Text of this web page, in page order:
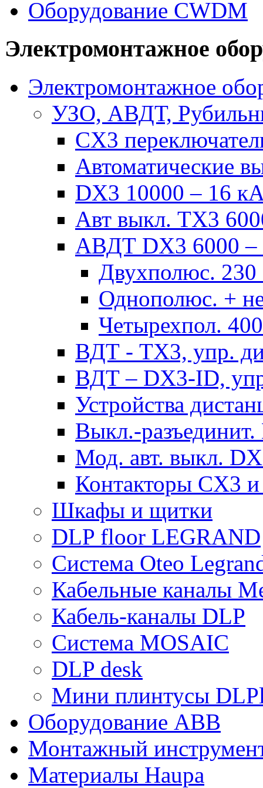
Оборудование CWDM
Электромонтажное
Электромонтажное
УЗО, АВДТ,
CX3
Автоматические
DX3 10000 – 16
Авт выкл. TX3
АВДТ DX3 6000 –
Двухполюс.
Однополюс. +
Четырехпол.
ВДТ - TX3, упр.
ВДТ – DX3-ID,
Устройства
Выкл.-
Мод. авт. выкл.
Контакторы CX3 и
Шкафы и щитки
DLP floor LEGRAND
Система Oteo
Кабельные каналы
Кабель-каналы DLP
Система MOSAIC
DLP desk
Мини плинтусы
Оборудование ABB
Монтажный
Материалы Haupa